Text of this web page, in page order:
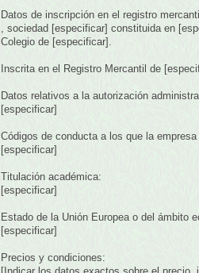
Datos de inscripción en el registro
, sociedad [especificar] constituida en
Colegio de [especificar].
Inscrita en el Registro Mercantil de
Datos relativos a la autorización
[especificar]
Códigos de conducta a los que la
[especificar]
Titulación académica:
[especificar]
Estado de la Unión Europea o del ámbito
[especificar]
Precios y condiciones: